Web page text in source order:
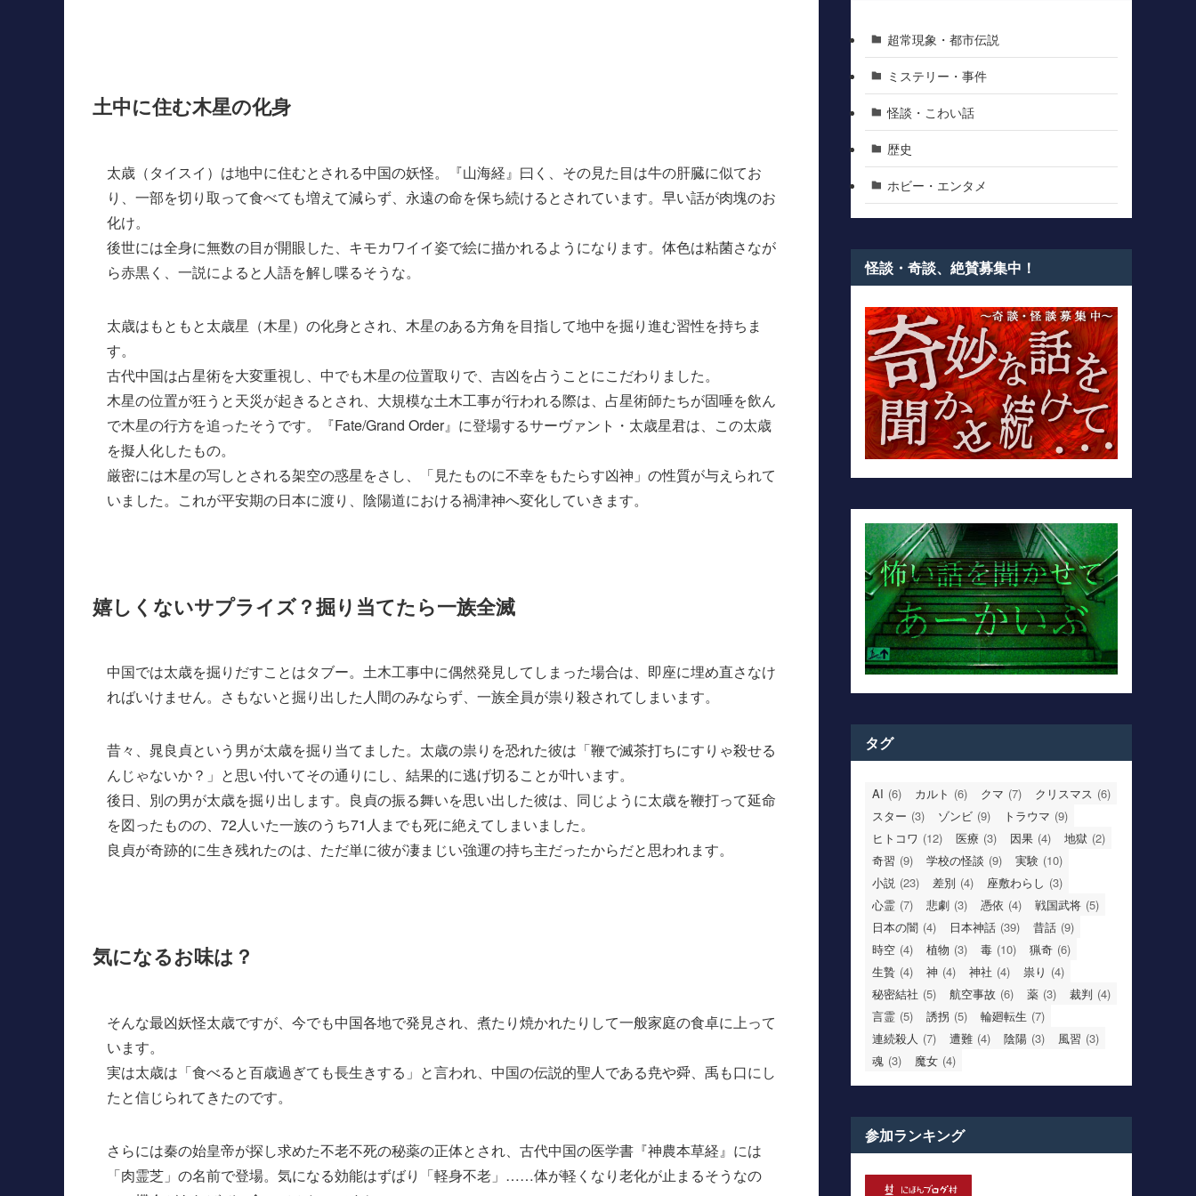
土中に住む木星の化身
太歳（タイスイ）は地中に住むとされる中国の妖怪。『山海経』曰く、その見た目は牛の肝臓に似てお
り、一部を切り取って食べても増えて減らず、永遠の命を保ち続けるとされています。早い話が肉塊のお
化け。
後世には全身に無数の目が開眼した、キモカワイイ姿で絵に描かれるようになります。体色は粘菌さなが
ら赤黒く、一説によると人語を解し喋るそうな。
太歳はもともと太歳星（木星）の化身とされ、木星のある方角を目指して地中を掘り進む習性を持ちま
す。
古代中国は占星術を大変重視し、中でも木星の位置取りで、吉凶を占うことにこだわりました。
木星の位置が狂うと天災が起きるとされ、大規模な土木工事が行われる際は、占星術師たちが固唾を飲ん
で木星の行方を追ったそうです。『Fate/Grand Order』に登場するサーヴァント・太歳星君は、この太歳
を擬人化したもの。
厳密には木星の写しとされる架空の惑星をさし、「見たものに不幸をもたらす凶神」の性質が与えられて
いました。これが平安期の日本に渡り、陰陽道における禍津神へ変化していきます。
嬉しくないサプライズ？掘り当てたら一族全滅
中国では太歳を掘りだすことはタブー。土木工事中に偶然発見してしまった場合は、即座に埋め直さなけ
ればいけません。さもないと掘り出した人間のみならず、一族全員が祟り殺されてしまいます。
昔々、晁良貞という男が太歳を掘り当てました。太歳の祟りを恐れた彼は「鞭で滅茶打ちにすりゃ殺せる
んじゃないか？」と思い付いてその通りにし、結果的に逃げ切ることが叶います。
後日、別の男が太歳を掘り出します。良貞の振る舞いを思い出した彼は、同じように太歳を鞭打って延命
を図ったものの、72人いた一族のうち71人までも死に絶えてしまいました。
良貞が奇跡的に生き残れたのは、ただ単に彼が凄まじい強運の持ち主だったからだと思われます。
気になるお味は？
そんな最凶妖怪太歳ですが、今でも中国各地で発見され、煮たり焼かれたりして一般家庭の食卓に上って
います。
実は太歳は「食べると百歳過ぎても長生きする」と言われ、中国の伝説的聖人である尭や舜、禹も口にし
たと信じられてきたのです。
さらには秦の始皇帝が探し求めた不老不死の秘薬の正体とされ、古代中国の医学書『神農本草経』には
「肉霊芝」の名前で登場。気になる効能はずばり「軽身不老」……体が軽くなり老化が止まるそうなの
超常現象・都市伝説
ミステリー・事件
怪談・こわい話
歴史
ホビー・エンタメ
怪談・奇談、絶賛募集中！
タグ
AI (6) カルト (6) クマ (7) クリスマス (6)
スター (3) ゾンビ (9) トラウマ (9)
ヒトコワ (12) 医療 (3) 因果 (4) 地獄 (2)
奇習 (9) 学校の怪談 (9) 実験 (10)
小説 (23) 差別 (4) 座敷わらし (3)
心霊 (7) 悲劇 (3) 憑依 (4) 戦国武将 (5)
日本の闇 (4) 日本神話 (39) 昔話 (9)
時空 (4) 植物 (3) 毒 (10) 猟奇 (6)
生贄 (4) 神 (4) 神社 (4) 祟り (4)
秘密結社 (5) 航空事故 (6) 薬 (3) 裁判 (4)
言霊 (5) 誘拐 (5) 輪廻転生 (7)
連続殺人 (7) 遭難 (4) 陰陽 (3) 風習 (3)
魂 (3) 魔女 (4)
参加ランキング